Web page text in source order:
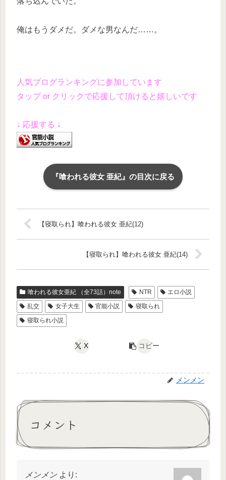
俺はもうダメだ。ダメな男なんだ……。
人気ブログランキングに参加しています
タップ or クリックで応援して頂けると嬉しいです
↓ 応援する ↓
『喰われる彼女 亜紀』の目次に戻る
【寝取られ】喰われる彼女 亜紀(12)
【寝取られ】喰われる彼女 亜紀(14)
喰われる彼女亜紀 （全73話）note NTR
エロ小説
乱交
女子大生 官能小説
寝取られ
寝取られ小説
X コピー
メンメン
コメント
メンメン より: